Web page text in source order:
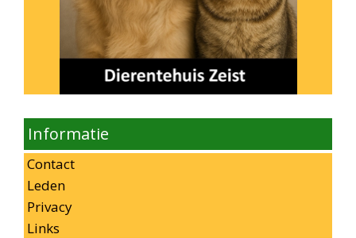
Informatie
Contact
Leden
Privacy
Links